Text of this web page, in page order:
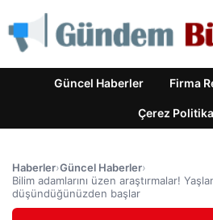
Güncel Haberler Firma
Çerez
Haberler›Güncel Haberler›
Bilim adamlarını üzen araştırmalar!
düşündüğünüzden başlar